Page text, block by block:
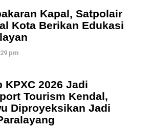
Kapal, Satpolair
Kota Berikan Edukasi
pm
KPXC 2026 Jadi
Tourism Kendal,
Diproyeksikan Jadi